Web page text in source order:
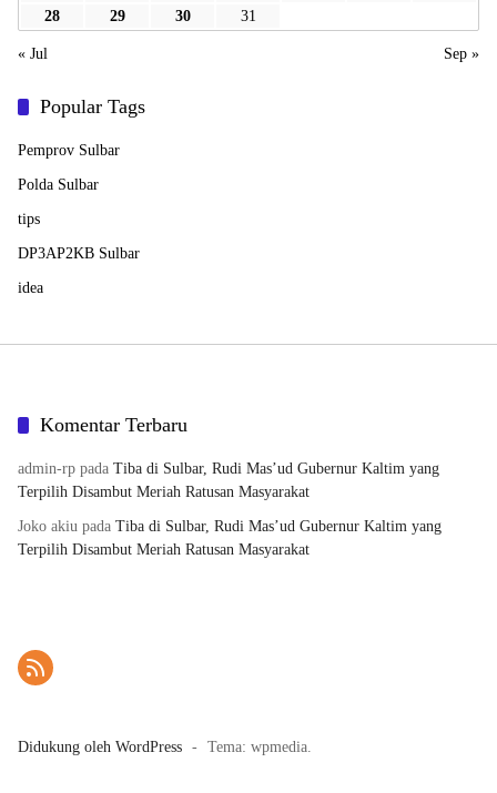
28
29 30 31
« Jul Sep »
Popular Tags
Pemprov Sulbar
Polda Sulbar
tips
DP3AP2KB Sulbar
idea
Komentar Terbaru
admin-rp pada Tiba di Sulbar, Rudi Mas’ud Gubernur Kaltim yang
Terpilih Disambut Meriah Ratusan Masyarakat
Joko akiu pada Tiba di Sulbar, Rudi Mas’ud Gubernur Kaltim yang
Terpilih Disambut Meriah Ratusan Masyarakat
Didukung oleh WordPress - Tema: wpmedia.